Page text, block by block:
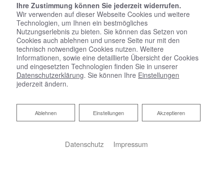
Ihr Heizungskonfigurator
Ihre Zustimmung können Sie jederzeit widerrufen.
Wir verwenden auf dieser Webseite Cookies und weitere
Technologien, um Ihnen ein bestmögliches
Nutzungserlebnis zu bieten. Sie können das Setzen von
Cookies auch ablehnen und unsere Seite nur mit den
technisch notwendigen Cookies nutzen. Weitere
Informationen, sowie eine detaillierte Übersicht der Cookies
und eingesetzten Technologien finden Sie in unserer
Datenschutzerklärung. Sie können Ihre Einstellungen
jederzeit ändern.
Akzeptieren
Einstellungen
Ablehnen
Ablehnen
Datenschutz Impressum